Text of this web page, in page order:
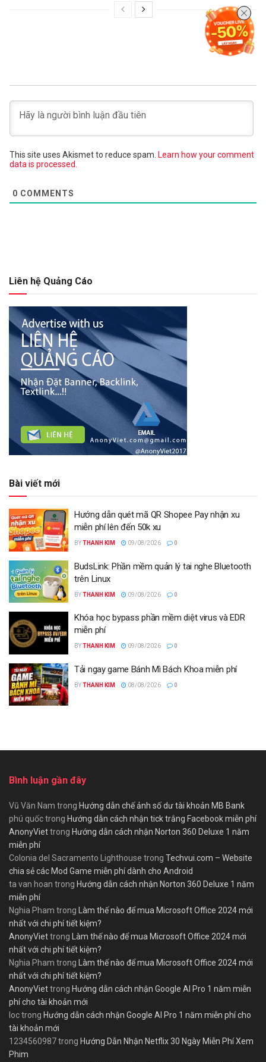
This site uses Akismet to reduce spam. Learn how your comment
data is processed.
0 COMMENTS
Liên hệ Quảng Cáo
Bài viết mới
Hướng dẫn quét mã QR Shopee Pay nhận xu
miễn phí lên đến 50k xu
BYTHANH KIM 09/08/2026 0
BudsLink: Phần mềm quản lý tai nghe Bluetooth
trên Linux
BYTHANH KIM 09/08/2026 0
Khóa học bypass phần mềm diệt virus và EDR
miễn phí
BYTHANH KIM 09/08/2026 0
Tải ngay game Bánh Mì Bách Khoa miễn phí
BYTHANH KIM 08/08/2026 0
Bình luận gần đây
Vũ Văn Nam trong Hướng dẫn chế ảnh số dư tài khoản MB Bank
phú quốctrong Hướng dẫn cách nhận tick trắng Facebook miễn phí
AnonyViettrong Hướng dẫn cách nhận Norton 360 Deluxe 1 năm
miễn phí
Colonia del Sacramento Lighthouse trong Techvui.com – Website
chia sẻ các Mod Game miễn phí dành cho Android
ta van hoan trong Hướng dẫn cách nhận Norton 360 Deluxe 1 năm
miễn phí
Nghia Pham trong Làm thế nào để mua Microsoft Office 2024 mới
nhất với chi phí tiết kiệm?
AnonyViettrong Làm thế nào để mua Microsoft Office 2024 mới
nhất với chi phí tiết kiệm?
Nghia Pham trong Làm thế nào để mua Microsoft Office 2024 mới
nhất với chi phí tiết kiệm?
AnonyViettrong Hướng dẫn cách nhận Google AI Pro 1 năm miễn
phí cho tài khoản mới
loctrong Hướng dẫn cách nhận Google AI Pro 1 năm miễn phí cho
tài khoản mới
1234560987trong Hướng Dẫn Nhận Netflix 30 Ngày Miễn Phí Xem
Phim